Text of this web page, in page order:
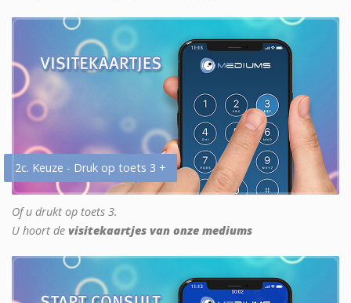
2c. Keuze - Druk op toets 3 +
Of u drukt op toets 3.
U hoort de visitekaartjes van onze mediums